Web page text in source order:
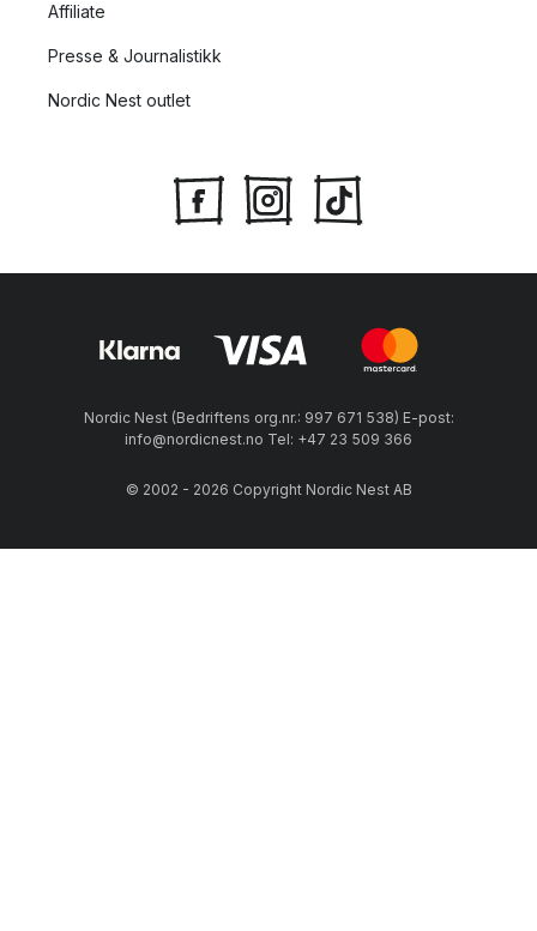
Affiliate
Presse & Journalistikk
Nordic Nest outlet
Nordic Nest (Bedriftens org.nr.: 997 671 538) E-post:
info@nordicnest.no Tel: +47 23 509 366
© 2002 - 2026 Copyright Nordic Nest AB